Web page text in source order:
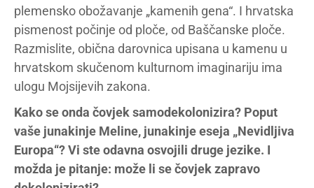
plemensko obožavanje „kamenih gena“. I hrvatska
pismenost počinje od ploče, od Baščanske ploče.
Razmislite, obična darovnica upisana u kamenu u
hrvatskom skučenom kulturnom imaginariju ima
ulogu Mojsijevih zakona.
Kako se onda čovjek samodekolonizira? Poput
vaše junakinje Meline, junakinje eseja „Nevidljiva
Europa“? Vi ste odavna osvojili druge jezike. I
možda je pitanje: može li se čovjek zapravo